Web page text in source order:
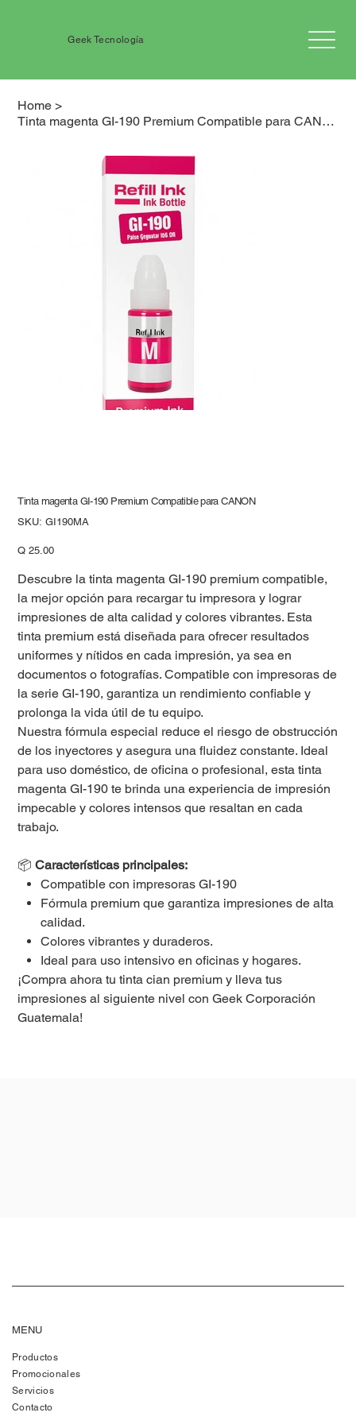
Geek Tecnología
Home >
Tinta magenta GI-190 Premium Compatible para CANON
Tinta magenta GI-190 Premium Compatible para CANON
SKU: SKU
GI190MA
GI190MA
Precio
Q 25.00
Descubre la tinta magenta GI-190 premium compatible,
la mejor opción para recargar tu impresora y lograr
impresiones de alta calidad y colores vibrantes. Esta
tinta premium está diseñada para ofrecer resultados
uniformes y nítidos en cada impresión, ya sea en
documentos o fotografías. Compatible con impresoras de
la serie GI-190, garantiza un rendimiento confiable y
prolonga la vida útil de tu equipo.
Nuestra fórmula especial reduce el riesgo de obstrucción
de los inyectores y asegura una fluidez constante. Ideal
para uso doméstico, de oficina o profesional, esta tinta
magenta GI-190 te brinda una experiencia de impresión
impecable y colores intensos que resaltan en cada
trabajo.
📦Características principales:
Compatible con impresoras GI-190
Fórmula premium que garantiza impresiones de alta
calidad.
Colores vibrantes y duraderos.
Ideal para uso intensivo en oficinas y hogares.
¡Compra ahora tu tinta cian premium y lleva tus
impresiones al siguiente nivel con Geek Corporación
Guatemala!
MENU
Productos
Promocionales
Servicios
Contacto